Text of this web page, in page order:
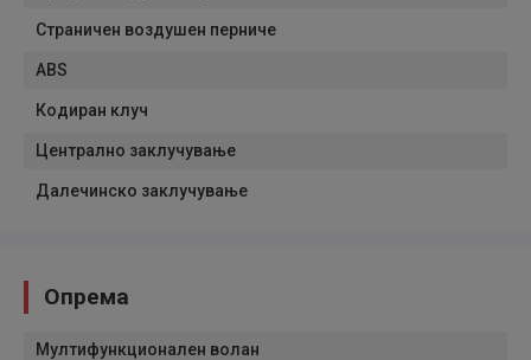
Страничен воздушен перниче
ABS
Кодиран клуч
Централно заклучување
Далечинско заклучување
Опрема
Мултифункционален волан